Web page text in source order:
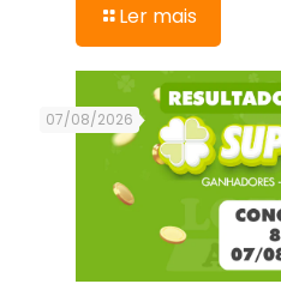
Ler mais
07/08/2026